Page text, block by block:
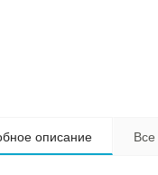
описание Все